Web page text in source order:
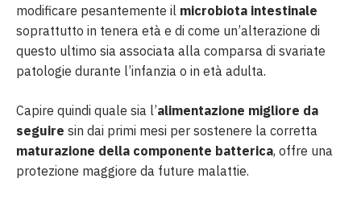
modificare pesantemente il microbiota intestinale
soprattutto in tenera età e di come un’alterazione di
questo ultimo sia associata alla comparsa di svariate
patologie durante l’infanzia o in età adulta.
Capire quindi quale sia l’alimentazione migliore da
seguire sin dai primi mesi per sostenere la corretta
maturazione della componente batterica, offre una
protezione maggiore da future malattie.